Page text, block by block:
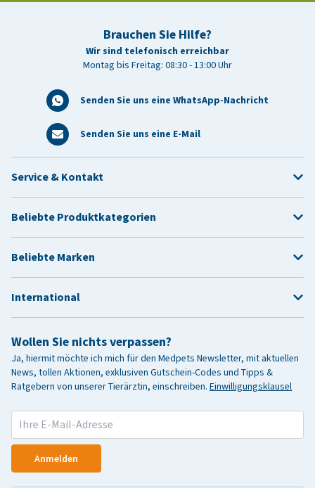
Brauchen Sie Hilfe?
Wir sind telefonisch erreichbar
Montag bis Freitag: 08:30 - 13:00 Uhr
Senden Sie uns eine WhatsApp-Nachricht
Senden Sie uns eine E-Mail
Wollen Sie nichts verpassen?
Ja, hiermit möchte ich mich für den Medpets Newsletter, mit aktuellen
News, tollen Aktionen, exklusiven Gutschein-Codes und Tipps &
Ratgebern von unserer Tierärztin, einschreiben. Einwilligungsklausel
Anmelden
Service & Kontakt
Beliebte Produktkategorien
Beliebte Marken
International